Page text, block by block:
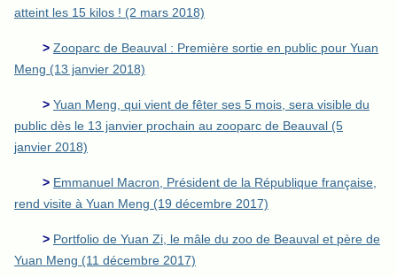
atteint les 15 kilos ! (2 mars 2018)
> Zooparc de Beauval : Première sortie en public pour Yuan
Meng (13 janvier 2018)
> Yuan Meng, qui vient de fêter ses 5 mois, sera visible du
public dès le 13 janvier prochain au zooparc de Beauval (5
janvier 2018)
> Emmanuel Macron, Président de la République française,
rend visite à Yuan Meng (19 décembre 2017)
> Portfolio de Yuan Zi, le mâle du zoo de Beauval et père de
Yuan Meng (11 décembre 2017)